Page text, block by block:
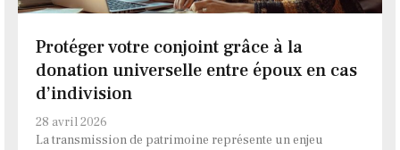
Protéger votre conjoint grâce à la
donation universelle entre époux en cas
d’indivision
28 avril 2026
La transmission de patrimoine représente un enjeu